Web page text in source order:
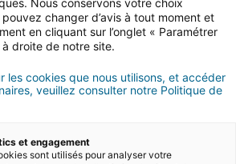
sur iad.
presse
Nous conservons votre choix
changer d’avis à tout moment et
en cliquant sur l’onglet « Paramétrer
droite de notre site.
les cookies que nous utilisons, et accéder
veuillez consulter notre Politique de
et engagement
sont utilisés pour analyser votre